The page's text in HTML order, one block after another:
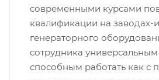
современными курсами
квалификации на заводах-
генераторного
сотрудника
способным работать как с